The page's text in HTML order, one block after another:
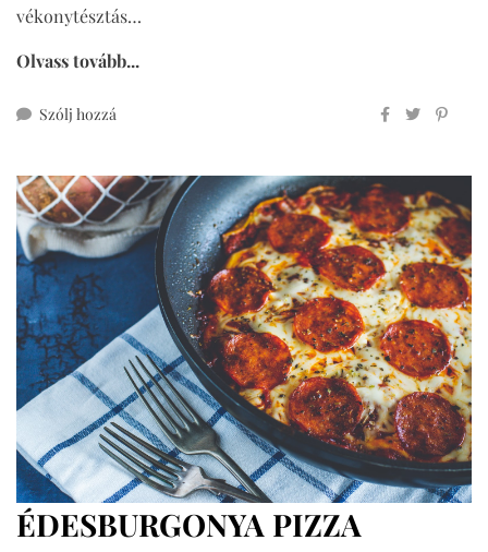
vékonytésztás…
Olvass tovább...
Szólj hozzá
pizza
ÉDESBURGONYA PIZZA